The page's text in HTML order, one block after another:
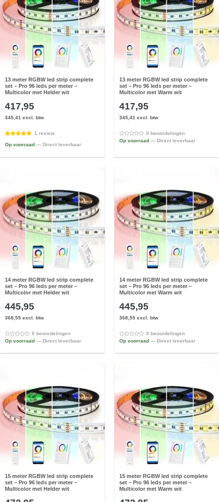
13 meter RGBW led strip complete
set – Pro 96 leds per meter –
Multicolor met Helder wit
417,95
345,41 excl. btw
1 review
Op voorraad — Direct leverbaar
13 meter RGBW led strip complete
set – Pro 96 leds per meter –
Multicolor met Warm wit
417,95
345,41 excl. btw
0 beoordelingen
Op voorraad — Direct leverbaar
14 meter RGBW led strip complete
set – Pro 96 leds per meter –
Multicolor met Helder wit
445,95
368,55 excl. btw
0 beoordelingen
Op voorraad — Direct leverbaar
14 meter RGBW led strip complete
set – Pro 96 leds per meter –
Multicolor met Warm wit
445,95
368,55 excl. btw
0 beoordelingen
Op voorraad — Direct leverbaar
15 meter RGBW led strip complete
set – Pro 96 leds per meter –
Multicolor met Helder wit
15 meter RGBW led strip complete
set – Pro 96 leds per meter –
Multicolor met Warm wit